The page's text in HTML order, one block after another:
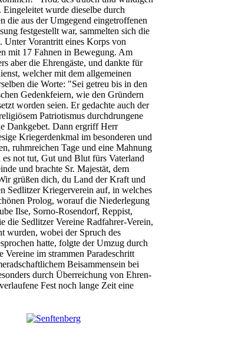
Eingeleitet wurde dieselbe durch
die aus der Umgegend eingetroffenen
festgestellt war, sammelten sich die
Unter Vorantritt eines Korps von
mit 17 Fahnen in Bewegung. Am
aber die Ehrengäste, und dankte für
welcher mit dem allgemeinen
die Worte: "Sei getreu bis in den
Gedenkfeiern, wie den Gründern
worden seien. Er gedachte auch der
Patriotismus durchdrungene
Dankgebet. Dann ergriff Herr
Kriegerdenkmal im besonderen und
ruhmreichen Tage und eine Mahnung
not tut, Gut und Blut fürs Vaterland
und brachte Sr. Majestät, dem
grüßen dich, du Land der Kraft und
Sedlitzer Kriegerverein auf, in welches
Prolog, worauf die Niederlegung
Ilse, Sorno-Rosendorf, Reppist,
die Sedlitzer Vereine Radfahrer-Verein,
wurden, wobei der Spruch des
hatte, folgte der Umzug durch
im strammen Paradeschritt
Beisammensein bei
durch Überreichung von Ehren-
Fest noch lange Zeit eine